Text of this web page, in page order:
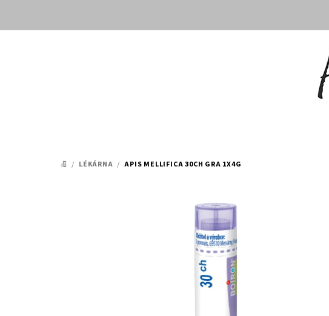
DOMŮ
/ LÉKÁRNA / APIS MELLIFICA 30CH GRA 1X4G